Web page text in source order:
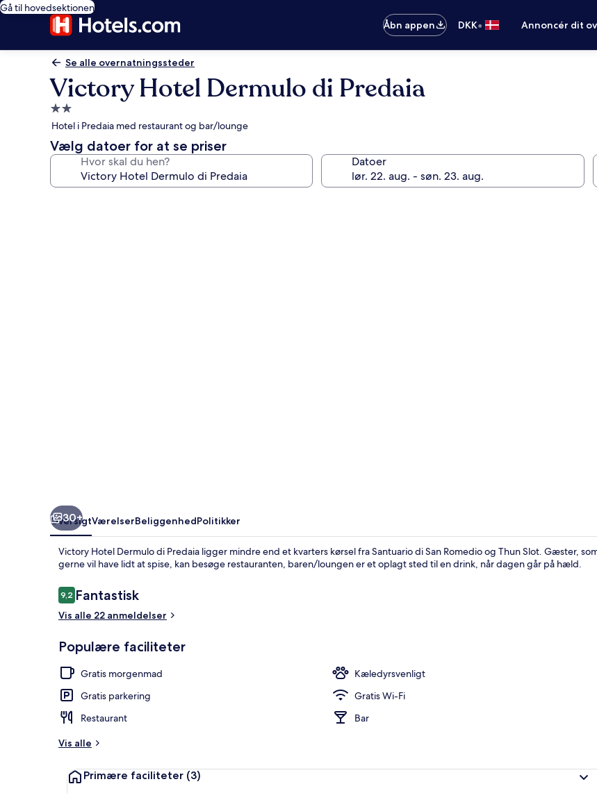
Gå til hovedsektionen
Åbn appen
DKK• Annoncér dit
Se alle overnatningssteder
Victory Hotel Dermulo di Predaia
2.0-
stjernet
overnatningssted
Hotel i Predaia med restaurant og bar/lounge
Vælg datoer for at se priser
Hvor skal du hen? Datoer
Der serveres frokost og aftensmad
30+
OversigtVærelserBeliggenhedPolitikker
Victory Hotel Dermulo di Predaia ligger mindre end et kvarters kørsel fra Santuario di San Romedio og Thun Slot. Gæster,
gerne vil have lidt at spise, kan besøge restauranten, baren/loungen er et oplagt sted til en drink, når dagen går på hæld.
Anmeldelser
9,29,2 ud af 10.
Fantastisk
Vis alle 22 anmeldelser
Populære faciliteter
Gratis morgenmad
Kæledyrsvenligt
Gratis parkering
Gratis Wi-Fi
Restaurant
Bar
Vis alle
Primære faciliteter (3)